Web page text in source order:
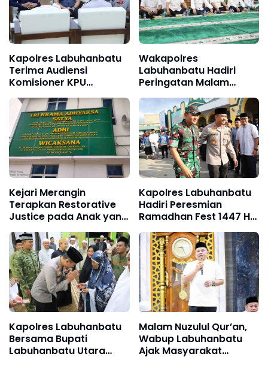
Kapolres Labuhanbatu
Terima Audiensi
Komisioner KPU
Labuhanbatu dan
Labura
Wakapolres
Labuhanbatu Hadiri
Peringatan Malam
Nuzulul Qur’an 17
Ramadhan 1447 H di
Masjid Raya Al-Ikhlas
Kejari Merangin
Terapkan Restorative
Justice pada Anak yang
Terlibat Perkara
Narkoba
Kapolres Labuhanbatu
Hadiri Peresmian
Ramadhan Fest 1447 H
di Masjid Agung
Rantauprapat
Kapolres Labuhanbatu
Bersama Bupati
Labuhanbatu Utara
Malam Nuzulul Qur’an,
Wabup Labuhanbatu
Ajak Masyarakat